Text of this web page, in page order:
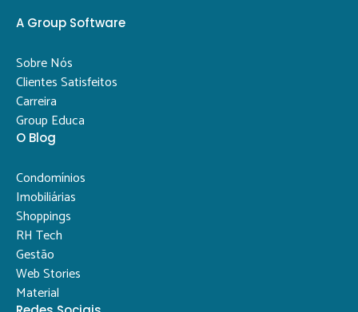
A Group Software
Sobre Nós
Clientes Satisfeitos
Carreira
Group Educa
O Blog
Condomínios
Imobiliárias
Shoppings
RH Tech
Gestão
Web Stories
Material